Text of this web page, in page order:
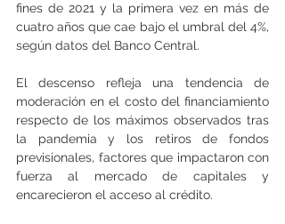
fines de 2021 y la primera vez en más de
cuatro años que cae bajo el umbral del 4%,
según datos del Banco Central.
El descenso refleja una tendencia de
moderación en el costo del financiamiento
respecto de los máximos observados tras
la pandemia y los retiros de fondos
previsionales, factores que impactaron con
fuerza al mercado de capitales y
encarecieron el acceso al crédito.